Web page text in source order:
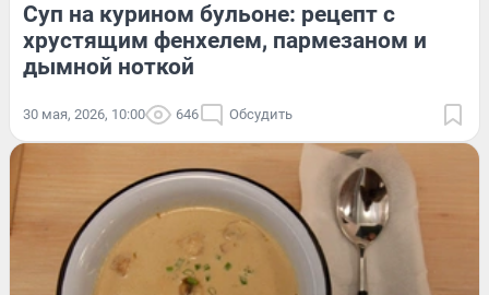
Суп на курином бульоне: рецепт с
хрустящим фенхелем, пармезаном и
дымной ноткой
30 мая, 2026, 10:00 646 Обсудить